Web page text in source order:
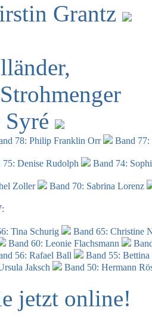
Grantz
78: Philip Franklin Orr
Band
75: Denise Rudolph
Band 74:
Zoller
Band 70: Sabrina Lorenz
Tina Schurig
Band 65: Christine
Band 60: Leonie Flachsmann
56: Rafael Ball
Band 55:
Jaksch Band 50: Hermann
jetzt online!